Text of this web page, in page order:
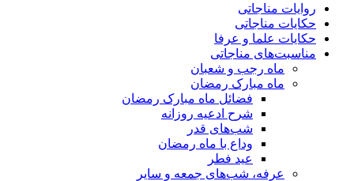
روایات مناجاتی
حکایات مناجاتی
حکایات علما و عرفا
مناسبت‌های مناجاتی
ماه رجب و شعبان
ماه مبارک رمضان
فضائل ماه مبارک رمضان
شرح ادعیه روزانه
شب‌های قدر
وداع با ماه رمضان
عید فطر
عرفه، شب‌های جمعه و سایر